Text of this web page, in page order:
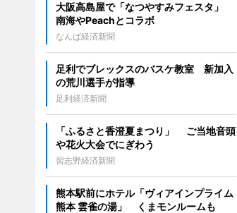
大阪高島屋で「なつやすみフェスタ」
南海やPeachとコラボ
なんば経済新聞
足利でブレックスのバスケ教室 新加入
の荒川選手が指導
足利経済新聞
「ふるさと香澄夏まつり」 ご当地音頭
や花火大会でにぎわう
習志野経済新聞
熊本駅前にホテル「ヴィアインプライム
熊本 雲雀の湯」 くまモンルームも